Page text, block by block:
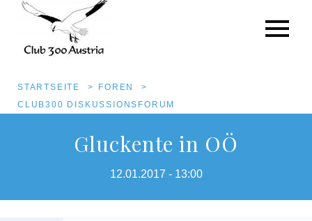
Direkt
Pfadnavigation
STARTSEITE
FOREN
CLUB300 DISKUSSIONSFORUM
Gluckente in OÖ
12.01.2017 - 13:00